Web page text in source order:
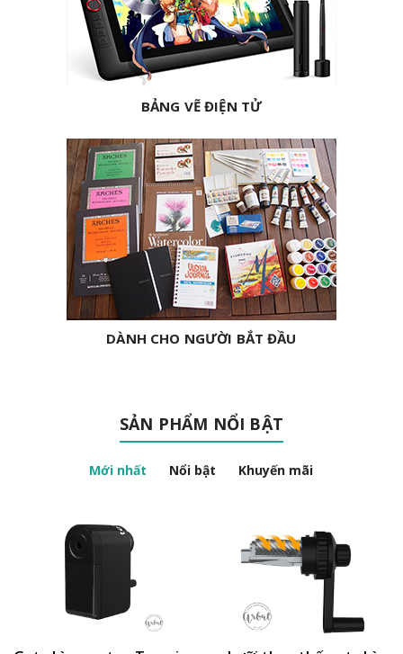
BẢNG VẼ ĐIỆN TỬ
DÀNH CHO NGƯỜI BẮT ĐẦU
SẢN PHẨM NỔI BẬT
Mới nhất Nổi bật Khuyến mãi